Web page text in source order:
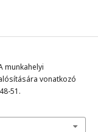
munkahelyi
vonatkozó
51.